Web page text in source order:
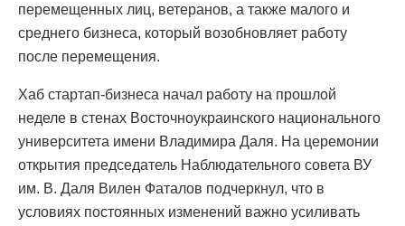
перемещенных лиц, ветеранов, а также малого и
среднего бизнеса, который возобновляет работу
после перемещения.
Хаб стартап-бизнеса начал работу на прошлой
неделе в стенах Восточноукраинского национального
университета имени Владимира Даля. На церемонии
открытия председатель Наблюдательного совета ВУ
им. В. Даля Вилен Фаталов подчеркнул, что в
условиях постоянных изменений важно усиливать